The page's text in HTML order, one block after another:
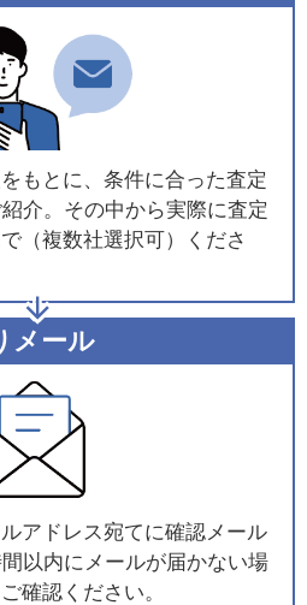
もとに、条件に合った査定
介。その中から実際に査定
（複数社選択可）くださ
メール
アドレス宛てに確認メール
以内にメールが届かない場
確認ください。